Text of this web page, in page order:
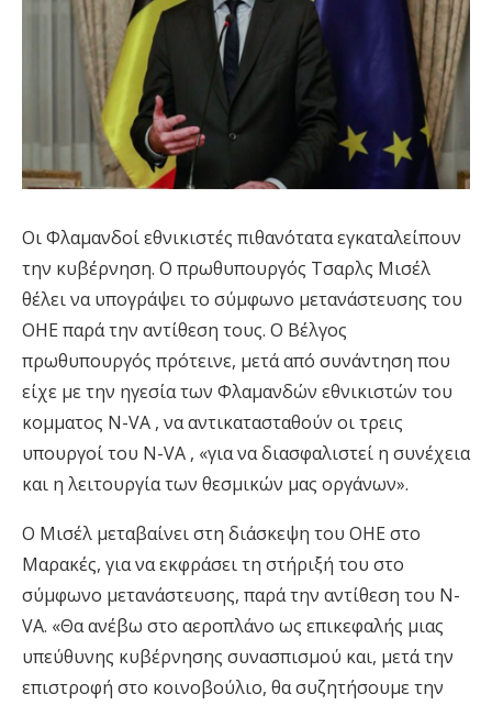
Οι Φλαμανδοί εθνικιστές πιθανότατα εγκαταλείπουν
την κυβέρνηση. Ο πρωθυπουργός Τσαρλς Μισέλ
θέλει να υπογράψει το σύμφωνο μετανάστευσης του
ΟΗΕ παρά την αντίθεση τους. Ο Βέλγος
πρωθυπουργός πρότεινε, μετά από συνάντηση που
είχε με την ηγεσία των Φλαμανδών εθνικιστών του
κομματος N-VA , να αντικατασταθούν οι τρεις
υπουργοί του N-VA , «για να διασφαλιστεί η συνέχεια
και η λειτουργία των θεσμικών μας οργάνων».
Ο Μισέλ μεταβαίνει στη διάσκεψη του ΟΗΕ στο
Μαρακές, για να εκφράσει τη στήριξή του στο
σύμφωνο μετανάστευσης, παρά την αντίθεση του N-
VA. «Θα ανέβω στο αεροπλάνο ως επικεφαλής μιας
υπεύθυνης κυβέρνησης συνασπισμού και, μετά την
επιστροφή στο κοινοβούλιο, θα συζητήσουμε την